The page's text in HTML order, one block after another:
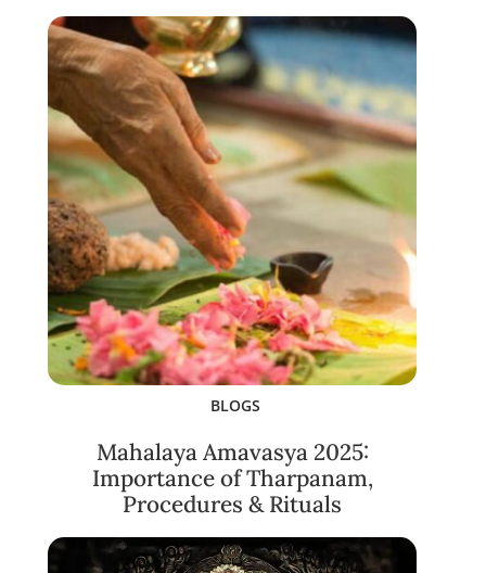
BLOGS
Mahalaya Amavasya 2025:
Importance of Tharpanam,
Procedures & Rituals